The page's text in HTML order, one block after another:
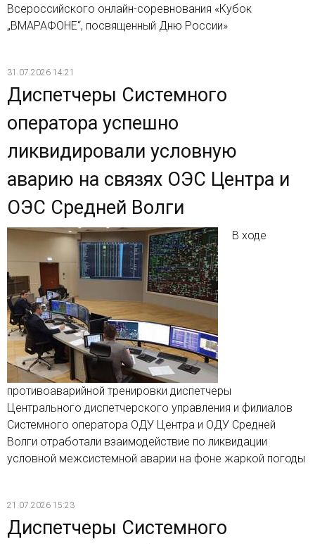
Всероссийского онлайн-соревнования «Кубок
„ВМАРАФОНЕ“, посвященный Дню России»
31.07.2026 14:21
Диспетчеры Системного
оператора успешно
ликвидировали условную
аварию на связях ОЭС Центра и
ОЭС Средней Волги
В ходе
противоаварийной тренировки диспетчеры
Центрального диспетчерского управления и филиалов
Системного оператора ОДУ Центра и ОДУ Средней
Волги отработали взаимодействие по ликвидации
условной межсистемной аварии на фоне жаркой погоды
21.07.2026 15:23
Диспетчеры Системного